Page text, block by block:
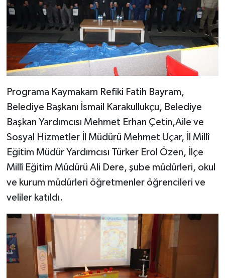
Programa Kaymakam Refiki Fatih Bayram,
Belediye Başkanı İsmail Karakullukçu, Belediye
Başkan Yardımcısı Mehmet Erhan Çetin,Aile ve
Sosyal Hizmetler İl Müdürü Mehmet Uçar, İl Millî
Eğitim Müdür Yardımcısı Türker Erol Özen, İlçe
Millî Eğitim Müdürü Ali Dere, şube müdürleri, okul
ve kurum müdürleri öğretmenler öğrencileri ve
veliler katıldı.